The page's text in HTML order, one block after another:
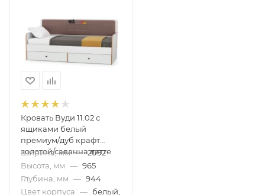
Кровать Вуди 11.02 с
ящиками белый
премиум/дуб крафт
золотой/саванна латте
Ширина, мм — 2092
Высота, мм — 965
Глубина, мм — 944
Цвет корпуса — белый,